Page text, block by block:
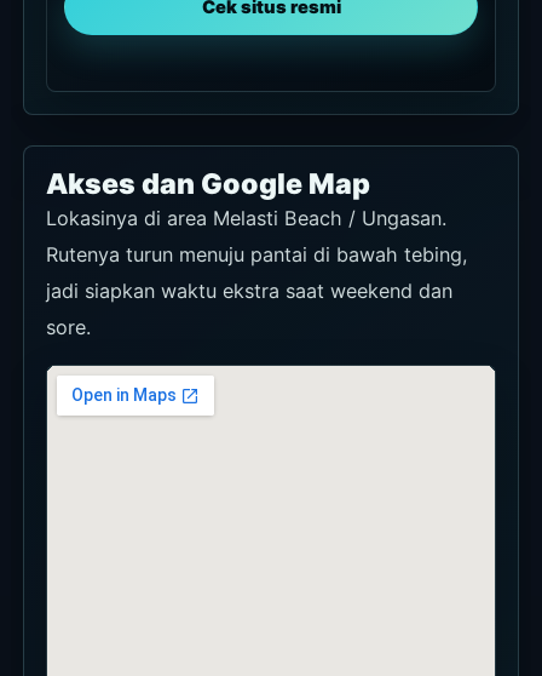
Cek situs resmi
Akses dan Google Map
Lokasinya di area Melasti Beach / Ungasan.
Rutenya turun menuju pantai di bawah tebing,
jadi siapkan waktu ekstra saat weekend dan
sore.